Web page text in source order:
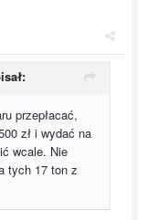
przepłacać,
zł i wydać na
wcale. Nie
tych 17 ton z